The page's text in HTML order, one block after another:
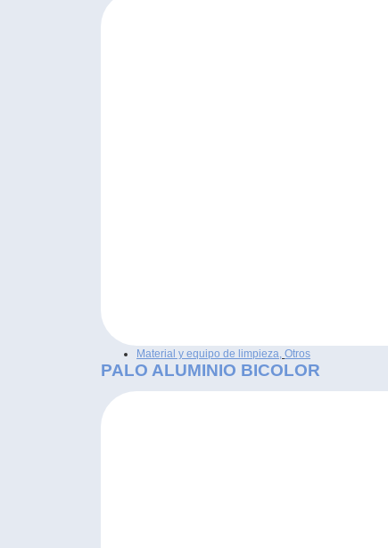
Material y equipo de limpieza ,Otros
PALO ALUMINIO BICOLOR